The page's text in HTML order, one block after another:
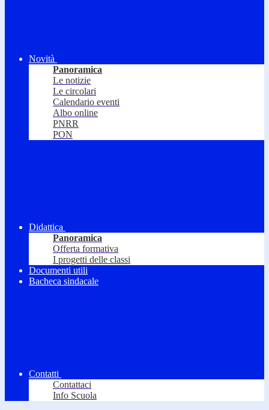
Novità
Panoramica
Le notizie
Le circolari
Calendario eventi
Albo online
PNRR
PON
Didattica
Panoramica
Offerta formativa
I progetti delle classi
Documenti utili
Bacheca sindacale
Contatti
Contattaci
Info Scuola